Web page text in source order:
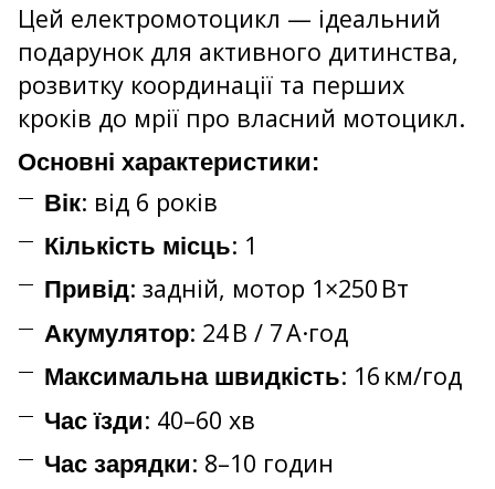
Цей електромотоцикл — ідеальний
подарунок для активного дитинства,
розвитку координації та перших
кроків до мрії про власний мотоцикл.
Основні характеристики:
Вік: від 6 років
Кількість місць: 1
Привід: задній, мотор 1×250 Вт
Акумулятор: 24 В / 7 А·год
Максимальна швидкість: 16 км/год
Часїзди: 40–60 хв
Час зарядки: 8–10 годин